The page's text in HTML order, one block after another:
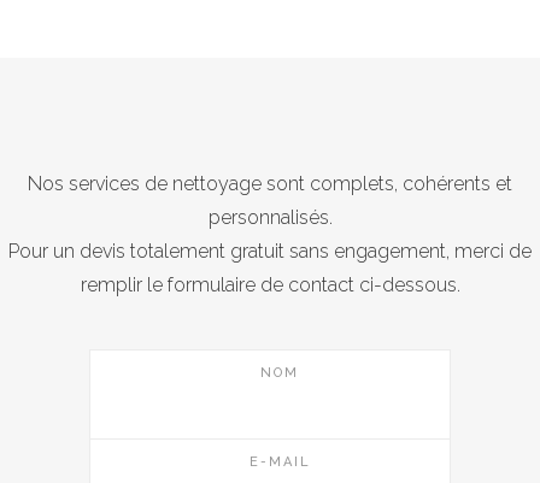
Nos services de nettoyage sont complets, cohérents et
personnalisés.
Pour un devis totalement gratuit sans engagement, merci de
remplir le formulaire de contact ci-dessous.
NOM
E-MAIL